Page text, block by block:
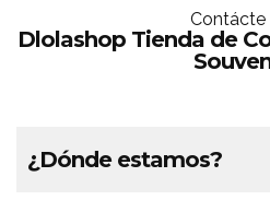
Contácte
Dlolashop Tienda de
¿Dónde estamos?